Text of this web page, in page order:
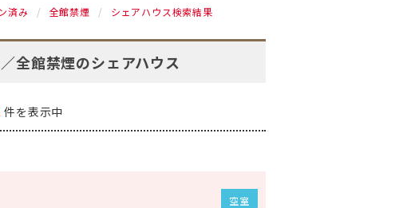
済み 全館禁煙 シェアハウス検索結果
全館禁煙のシェアハウス
件を表示中
空室